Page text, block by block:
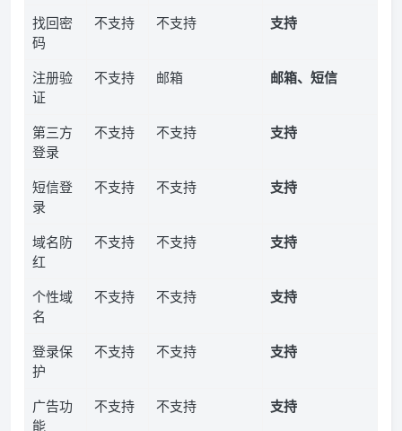
找回密
码
不支持 不支持 支持
注册验
证
不支持 邮箱 邮箱、短信
第三方
登录
不支持 不支持 支持
短信登
录
不支持 不支持 支持
域名防
红
不支持 不支持 支持
个性域
名
不支持 不支持 支持
登录保
护
不支持 不支持 支持
广告功
能
不支持 不支持 支持